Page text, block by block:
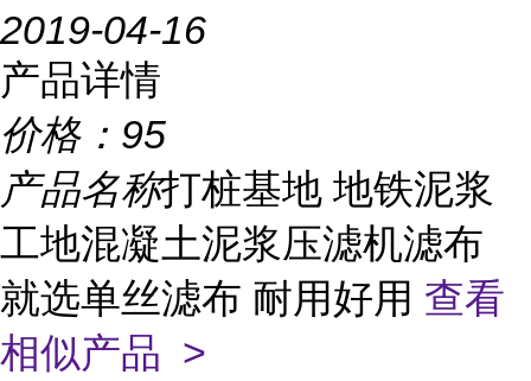
2019-04-16
产品详情
价格： 95
产品名称打桩基地 地铁泥浆
工地混凝土泥浆压滤机滤布
就选单丝滤布 耐用好用 查看
相似产品 >